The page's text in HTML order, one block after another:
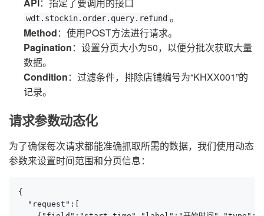
wdt.stockin.order.query.refund 。
Method：使用POST方法进行请求。
Pagination：设置分页大小为50，以便分批次获取大量
数据。
Condition：过滤条件，排除店铺编号为“KHXX001”的
记录。
请求参数动态化
为了确保每次请求都能准确抓取所需的数据，我们使用动态
参数来设置时间范围和分页信息：
{
  "request":[